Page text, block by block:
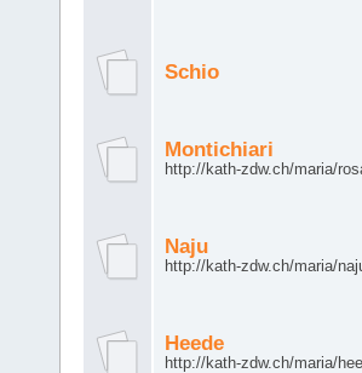
Schio
Montichiari
http://kath-zdw.ch/maria/
Naju
http://kath-zdw.ch/maria/
Heede
http://kath-zdw.ch/maria/